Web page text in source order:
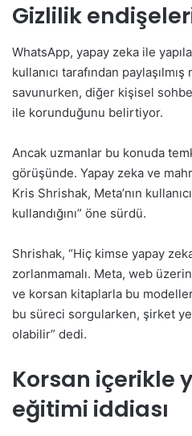
Gizlilik
WhatsApp, yapay zeka ile
kullanıcı tarafından
savunurken, diğer kişisel
ile korunduğunu belirtiyor.
Ancak uzmanlar bu konuda
görüşünde. Yapay zeka ve
Kris Shrishak, Meta’nın
kullandığını” öne sürdü.
Shrishak, “Hiç kimse yapay
zorlanmamalı. Meta, web
ve korsan kitaplarla bu
bu süreci sorgularken, şirket
olabilir” dedi.
Korsan içerikle
eğitimi iddiası